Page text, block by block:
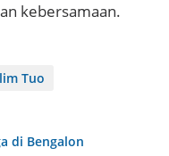
kebersamaan.
Tuo
di Bengalon